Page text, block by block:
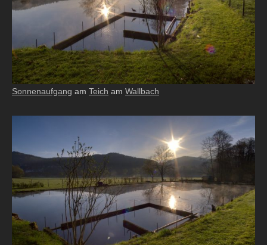
Sonnenaufgang am Teich am Wallbach